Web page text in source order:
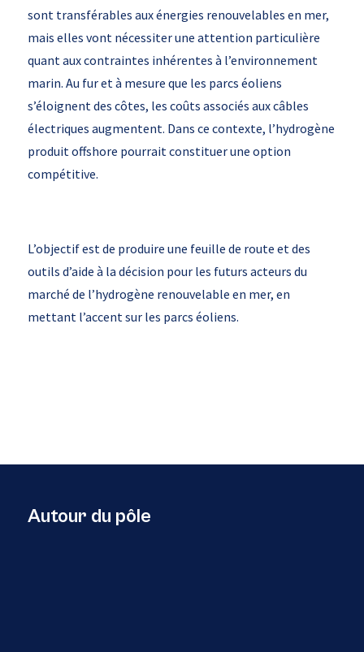
sont transférables aux énergies renouvelables en mer,
mais elles vont nécessiter une attention particulière
quant aux contraintes inhérentes à l’environnement
marin. Au fur et à mesure que les parcs éoliens
s’éloignent des côtes, les coûts associés aux câbles
électriques augmentent. Dans ce contexte, l’hydrogène
produit offshore pourrait constituer une option
compétitive.
L’objectif est de produire une feuille de route et des
outils d’aide à la décision pour les futurs acteurs du
marché de l’hydrogène renouvelable en mer, en
mettant l’accent sur les parcs éoliens.
Autour du pôle